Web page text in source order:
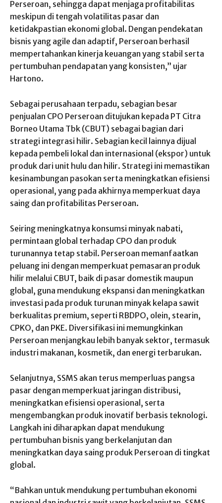
Perseroan, sehingga dapat menjaga profitabilitas
meskipun di tengah volatilitas pasar dan
ketidakpastian ekonomi global. Dengan pendekatan
bisnis yang agile dan adaptif, Perseroan berhasil
mempertahankan kinerja keuangan yang stabil serta
pertumbuhan pendapatan yang konsisten,” ujar
Hartono.
Sebagai perusahaan terpadu, sebagian besar
penjualan CPO Perseroan ditujukan kepada PT Citra
Borneo Utama Tbk (CBUT) sebagai bagian dari
strategi integrasi hilir. Sebagian kecil lainnya dijual
kepada pembeli lokal dan internasional (ekspor) untuk
produk dari unit hulu dan hilir. Strategi ini memastikan
kesinambungan pasokan serta meningkatkan efisiensi
operasional, yang pada akhirnya memperkuat daya
saing dan profitabilitas Perseroan.
Seiring meningkatnya konsumsi minyak nabati,
permintaan global terhadap CPO dan produk
turunannya tetap stabil. Perseroan memanfaatkan
peluang ini dengan memperkuat pemasaran produk
hilir melalui CBUT, baik di pasar domestik maupun
global, guna mendukung ekspansi dan meningkatkan
investasi pada produk turunan minyak kelapa sawit
berkualitas premium, seperti RBDPO, olein, stearin,
CPKO, dan PKE. Diversifikasi ini memungkinkan
Perseroan menjangkau lebih banyak sektor, termasuk
industri makanan, kosmetik, dan energi terbarukan.
Selanjutnya, SSMS akan terus memperluas pangsa
pasar dengan memperkuat jaringan distribusi,
meningkatkan efisiensi operasional, serta
mengembangkan produk inovatif berbasis teknologi.
Langkah ini diharapkan dapat mendukung
pertumbuhan bisnis yang berkelanjutan dan
meningkatkan daya saing produk Perseroan di tingkat
global.
“Bahkan untuk mendukung pertumbuhan ekonomi